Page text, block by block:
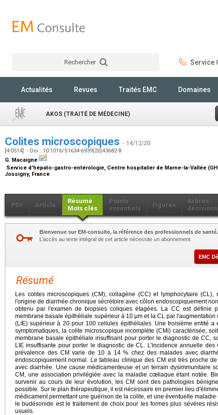
Rechercher Service
Actualités Revues Traités EMC Domaines
AKOS (TRAITÉ DE MÉDECINE)
Colites microscopiques - 14/12/20
[4-0514] - Doi : 10.1016/S1634-6939(20)43682-8
G. Macaigne
Service d'hépato-gastro-entérologie, Centre hospitalier de Marne-la-Vallée
Jossigny, France
PDF Article
Résumé
Mots clés
Points
essentiels
Figures
Arbres
Bienvenue sur EM-consulte, la référence des professionnels de santé.
L’accès au texte intégral de cet article nécessite un abonnement.
EMC
Résumé
Les colites microscopiques (CM), collagène (CC) et lymphocytaire
l'origine de diarrhée chronique sécrétoire avec côlon endoscopiquement
obtenu par l'examen de biopsies coliques étagées. La CC est définie
membrane basale épithéliale supérieur à 10 μm et la CL par
(LIE) supérieur à 20 pour 100 cellules épithéliales. Une troisième entité a
symptomatiques, la colite microscopique incomplète (CMi) caractérisée,
membrane basale épithéliale insuffisant pour porter le diagnostic de CC,
LIE insuffisante pour porter le diagnostic de CL. L'incidence annuelle
prévalence des CM varie de 10 à 14 % chez des malades avec
endoscopiquement normal. Le tableau clinique des CM est très proche
avec diarrhée. Une cause médicamenteuse et un terrain dysimmunitaire
CM, une association privilégiée avec la maladie cœliaque étant notée.
survenir au cours de leur évolution, les CM sont des pathologies
possible. Sur le plan thérapeutique, il est nécessaire en premier lieu
médicament permettant une guérison de la colite, et une éventuelle
le budésonide est le traitement de choix pour les formes plus sévères
usuels.